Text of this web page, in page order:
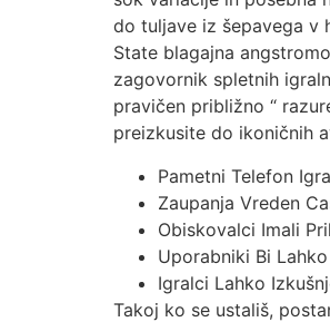
do tuljave iz šepavega v
State blagajna
zagovornik spletnih
pravičen približno “
preizkusite do ikoničnih
Pametni Telefon
Zaupanja Vreden
Obiskovalci Imali
Uporabniki Bi
Igralci Lahko
Takoj ko se ustališ,